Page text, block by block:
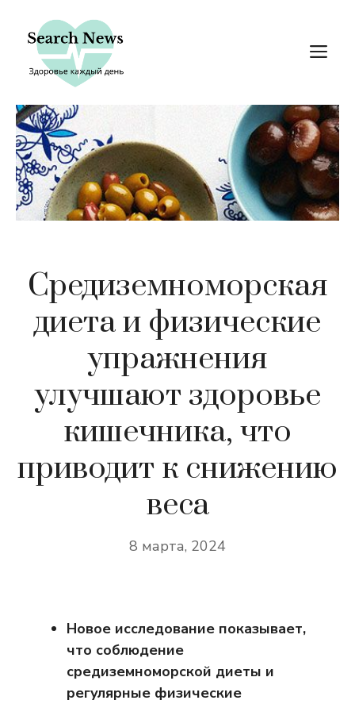
содержимому
Средиземноморская
диета и физические
упражнения
улучшают здоровье
кишечника, что
приводит к снижению
веса
8 марта, 2024
Новое исследование показывает,
что соблюдение
средиземноморской диеты и
регулярные физические